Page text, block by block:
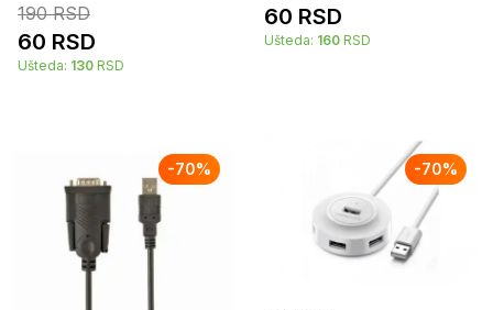
190RSD
60 RSD
Ušteda: 130 RSD
60 RSD
Ušteda: 160 RSD
-70% -70%